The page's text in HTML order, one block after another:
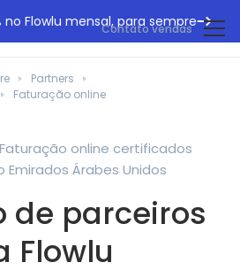
no Flowlu mensal, para sempre
Contato vendas
TI
Partners
Faturação online
online certificados
Emirados Árabes Unidos
de parceiros
Flowlu